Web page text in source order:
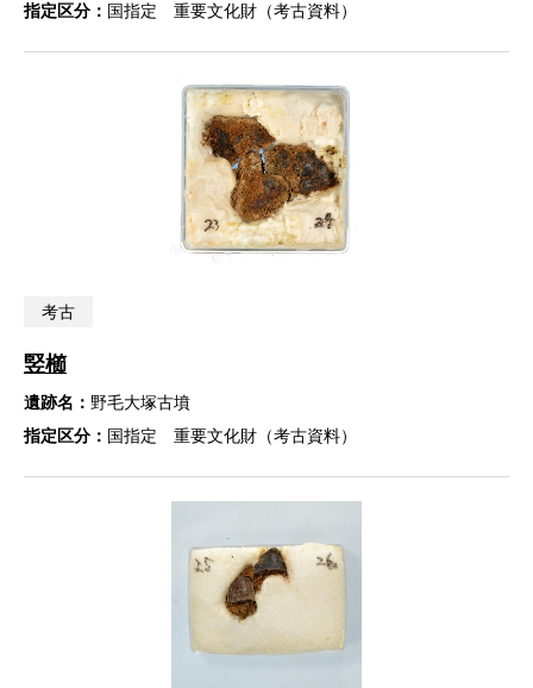
指定区分： 国指定 重要文化財（考古資料）
考古
竪櫛
遺跡名： 野毛大塚古墳
指定区分： 国指定 重要文化財（考古資料）